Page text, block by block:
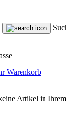
Warenkorb
Artikel in